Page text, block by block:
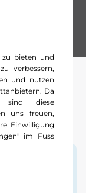
zu bieten und
verbessern,
und nutzen
Da
sind diese
uns freuen,
Einwilligung
im Fuss